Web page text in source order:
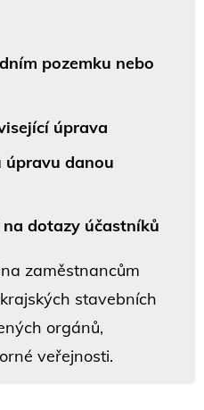
pozemku nebo
úprava
úpravu danou
dotazy účastníků
zaměstnancům
stavebních
orgánů,
veřejnosti.